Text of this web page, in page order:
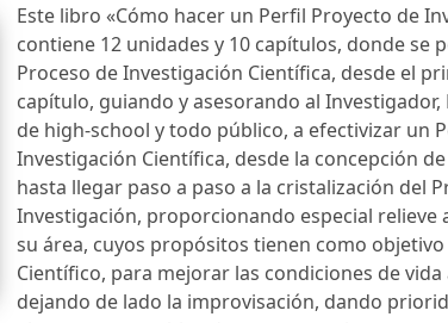
Este libro «Cómo hacer un Perfil Proyecto de
contiene 12 unidades y 10 capítulos, donde se
Proceso de Investigación Científica, desde el
capítulo, guiando y asesorando al Investigador,
de high-school y todo público, a efectivizar un
Investigación Científica, desde la concepción
hasta llegar paso a paso a la cristalización del
Investigación, proporcionando especial relieve
su área, cuyos propósitos tienen como
Científico, para mejorar las condiciones de vida
dejando de lado la improvisación, dando